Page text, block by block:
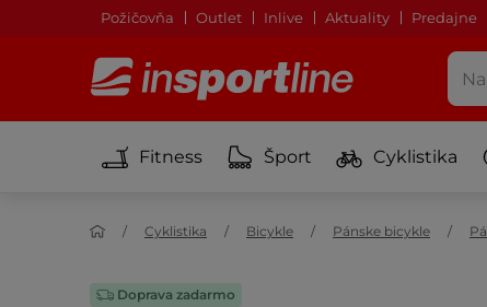
Požičovňa Outlet Inlive Aktuality Predajne
Fitness Šport Cyklistika
Cyklistika Bicykle Pánske bicykle
Doprava zadarmo